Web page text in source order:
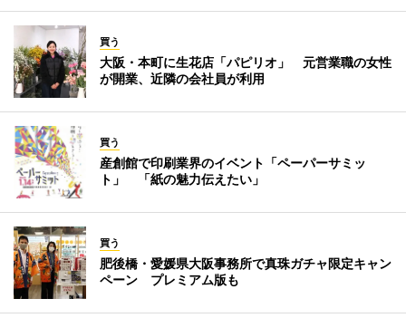
買う
大阪・本町に生花店「パピリオ」 元営業職の女性
が開業、近隣の会社員が利用
買う
産創館で印刷業界のイベント「ペーパーサミッ
ト」 「紙の魅力伝えたい」
買う
肥後橋・愛媛県大阪事務所で真珠ガチャ限定キャン
ペーン プレミアム版も